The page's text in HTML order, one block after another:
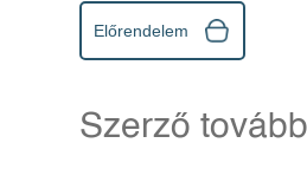
Előrendelem
Szerző